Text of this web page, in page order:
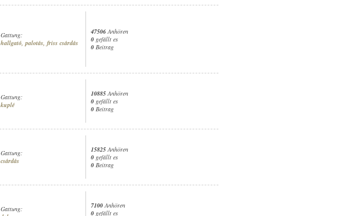
Gattung:
hallgató, palotás, friss csárdás
47506 Anhören
0 gefällt es
0 Beitrag
Gattung:
kuplé
10885 Anhören
0 gefällt es
0 Beitrag
Gattung:
csárdás
15825 Anhören
0 gefällt es
0 Beitrag
Gattung:
7100 Anhören
0 gefällt es